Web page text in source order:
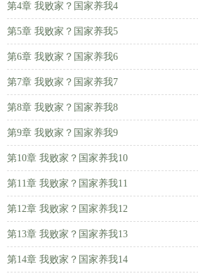
第4章 我败家？国家养我4
第5章 我败家？国家养我5
第6章 我败家？国家养我6
第7章 我败家？国家养我7
第8章 我败家？国家养我8
第9章 我败家？国家养我9
第10章 我败家？国家养我10
第11章 我败家？国家养我11
第12章 我败家？国家养我12
第13章 我败家？国家养我13
第14章 我败家？国家养我14